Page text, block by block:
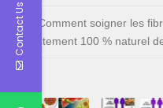
Comment soigner les
Traitement 100 % naturel
Contact Us